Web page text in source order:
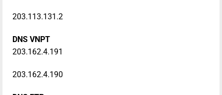
203.113.131.2
DNS VNPT
203.162.4.191
203.162.4.190